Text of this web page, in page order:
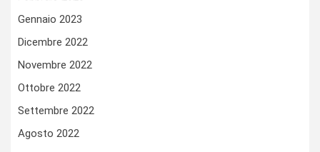
Gennaio 2023
Dicembre 2022
Novembre 2022
Ottobre 2022
Settembre 2022
Agosto 2022